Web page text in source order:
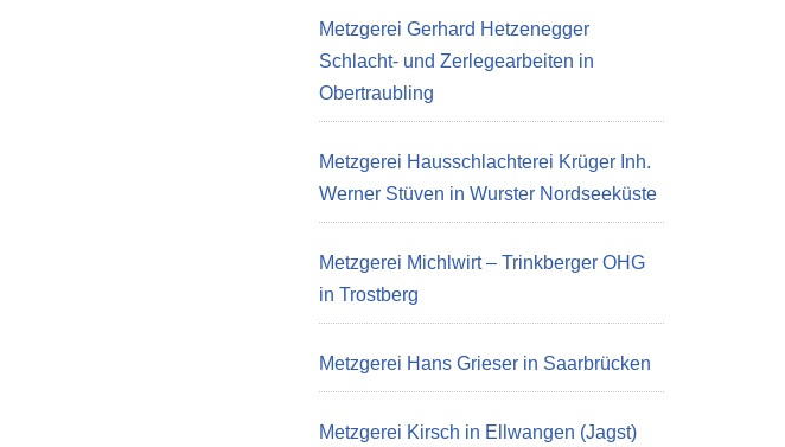
Metzgerei Gerhard Hetzenegger
Schlacht- und Zerlegearbeiten in
Obertraubling
Metzgerei Hausschlachterei Krüger Inh.
Werner Stüven in Wurster Nordseeküste
Metzgerei Michlwirt – Trinkberger OHG
in Trostberg
Metzgerei Hans Grieser in Saarbrücken
Metzgerei Kirsch in Ellwangen (Jagst)